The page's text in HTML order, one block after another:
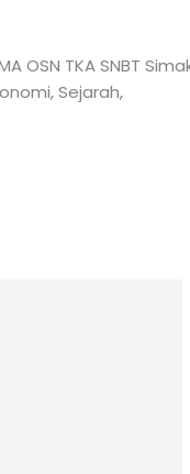
OSN TKA SNBT
Sejarah,